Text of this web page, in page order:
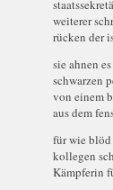
weiterer
rücken der
sie ahnen
schwarzen
von einem
aus dem
für wie blöd
kollegen
Kämpferin